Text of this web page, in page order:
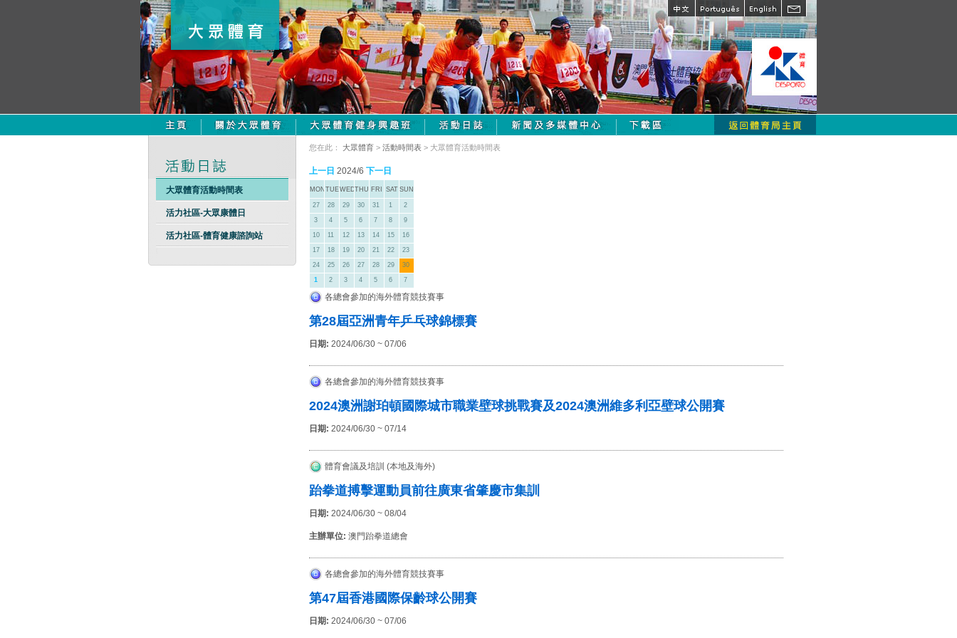
大眾體育活動時間表
活力社區-大眾康體日
活力社區-體育健康諮詢站
您在此： 大眾體育 > 活動時間表 > 大眾體育活動時間表
上一日 2024/6 下一日
MON TUEWEDTHU FRI SAT SUN
27 28 29 30 31 1 2
3 4 5 6 7 8 9
10 11 12 13 14 15 16
17 18 19 20 21 22 23
24 25 26 27 28 29 30
1 2 3 4 5 6 7
各總會參加的海外體育競技賽事
第28屆亞洲青年乒乓球錦標賽
日期: 2024/06/30 ~ 07/06
各總會參加的海外體育競技賽事
2024澳洲謝珀頓國際城市職業壁球挑戰賽及2024澳洲維多利亞壁球公開賽
日期: 2024/06/30 ~ 07/14
體育會議及培訓 (本地及海外)
跆拳道搏擊運動員前往廣東省肇慶市集訓
日期: 2024/06/30 ~ 08/04
主辦單位: 澳門跆拳道總會
各總會參加的海外體育競技賽事
第47屆香港國際保齡球公開賽
日期: 2024/06/30 ~ 07/06